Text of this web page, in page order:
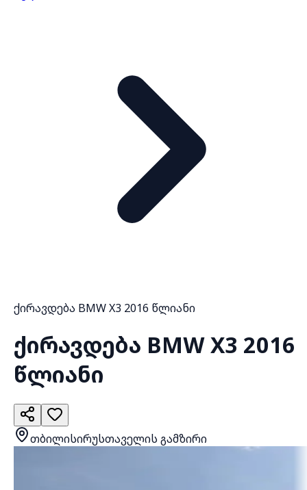
ქირავდება BMW X3 2016 წლიანი
ქირავდება BMW X3 2016
წლიანი
თბილისირუსთაველის გამზირი